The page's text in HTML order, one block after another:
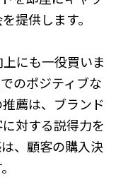
提供します。
にも一役買いま
のポジティブな
薦は、ブランド
対する説得力を
、顧客の購入決